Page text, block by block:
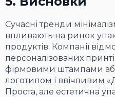
Сучасні тренди
впливають на ринок
продуктів. Компанії
персоналізованих
фірмовими штампами
логотипом і ввічливим
Проста, але естетична